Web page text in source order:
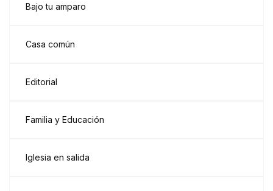
Bajo tu amparo
Casa común
Editorial
Familia y Educación
Iglesia en salida